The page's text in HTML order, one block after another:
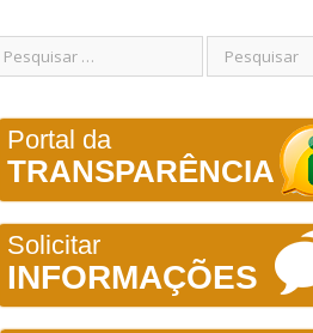
Portal da
TRANSPARÊNCIA
Solicitar
INFORMAÇÕES